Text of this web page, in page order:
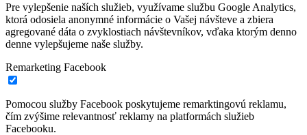
Pre vylepšenie naších služieb, využívame službu Google Analytics,
ktorá odosiela anonymné informácie o Vašej návšteve a zbiera
agregované dáta o zvyklostiach návštevníkov, vďaka ktorým denno
denne vylepšujeme naše služby.
Remarketing Facebook
Pomocou služby Facebook poskytujeme remarktingovú reklamu,
čím zvýšime relevantnosť reklamy na platformách služieb
Facebooku.